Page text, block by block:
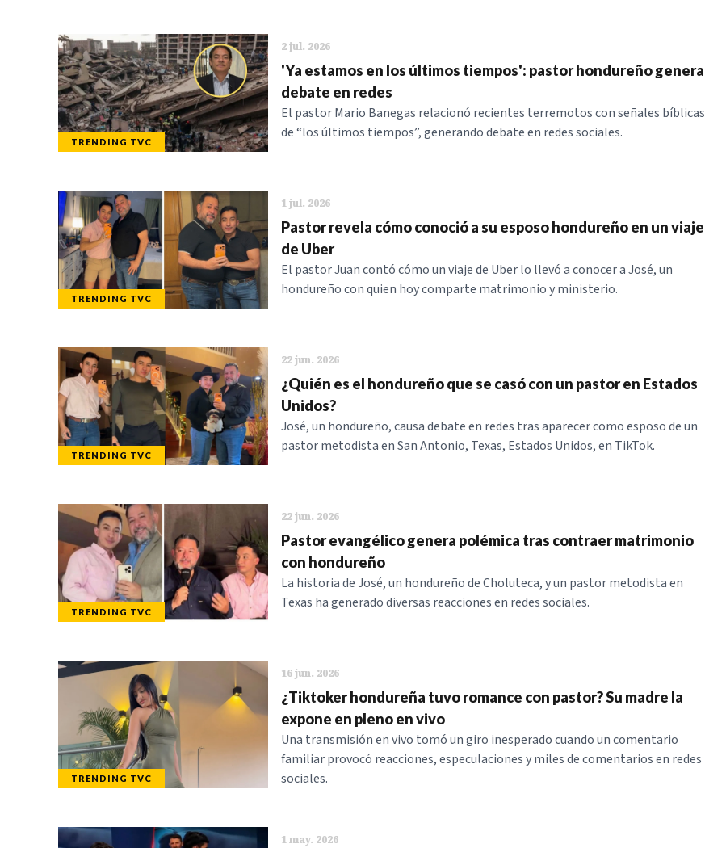
TRENDING TVC
2 jul. 2026
'Ya estamos en los últimos tiempos': pastor hondureño genera
debate en redes
El pastor Mario Banegas relacionó recientes terremotos con señales bíblicas
de “los últimos tiempos”, generando debate en redes sociales.
TRENDING TVC
1 jul. 2026
Pastor revela cómo conoció a su esposo hondureño en un viaje
de Uber
El pastor Juan contó cómo un viaje de Uber lo llevó a conocer a José, un
hondureño con quien hoy comparte matrimonio y ministerio.
TRENDING TVC
22 jun. 2026
¿Quién es el hondureño que se casó con un pastor en Estados
Unidos?
José, un hondureño, causa debate en redes tras aparecer como esposo de un
pastor metodista en San Antonio, Texas, Estados Unidos, en TikTok.
TRENDING TVC
22 jun. 2026
Pastor evangélico genera polémica tras contraer matrimonio
con hondureño
La historia de José, un hondureño de Choluteca, y un pastor metodista en
Texas ha generado diversas reacciones en redes sociales.
TRENDING TVC
16 jun. 2026
¿Tiktoker hondureña tuvo romance con pastor? Su madre la
expone en pleno en vivo
Una transmisión en vivo tomó un giro inesperado cuando un comentario
familiar provocó reacciones, especulaciones y miles de comentarios en redes
sociales.
1 may. 2026